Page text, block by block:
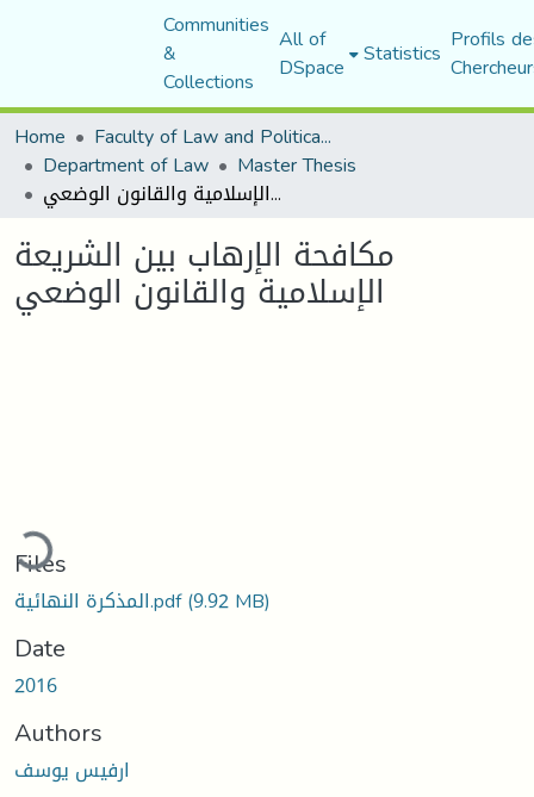
Communities
&
Collections
All of
DSpace Statistics Profils
Home
Faculty of Law and Political Science
Department of Law Master Thesis
مكافحة الإرهاب بين الشريعة الإسلامية والقانون الوضعي
مكافحة الإرهاب بين الشريعة
الإسلامية والقانون الوضعي
Files
المذكرة النهائية.pdf(9.92 MB)
Date
2016
Authors
ارفيس يوسف